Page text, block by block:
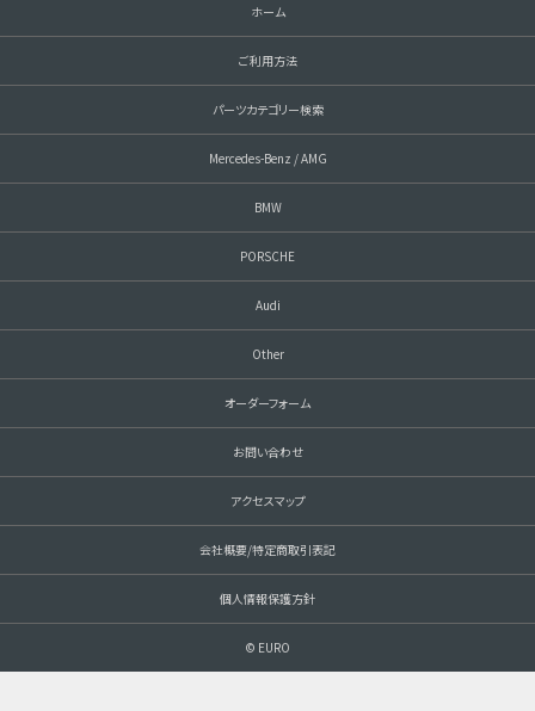
ホーム
ご利用方法
パーツカテゴリー検索
Mercedes-Benz / AMG
BMW
PORSCHE
Audi
Other
オーダーフォーム
お問い合わせ
アクセスマップ
会社概要/特定商取引表記
個人情報保護方針
© EURO